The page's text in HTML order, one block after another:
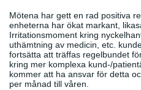
Mötena har gett en rad positiva
enheterna har ökat markant,
Irritationsmoment kring
uthämtning av medicin, etc.
fortsätta att träffas regelbundet
kring mer komplexa kund-/
kommer att ha ansvar för detta
per månad till våren.